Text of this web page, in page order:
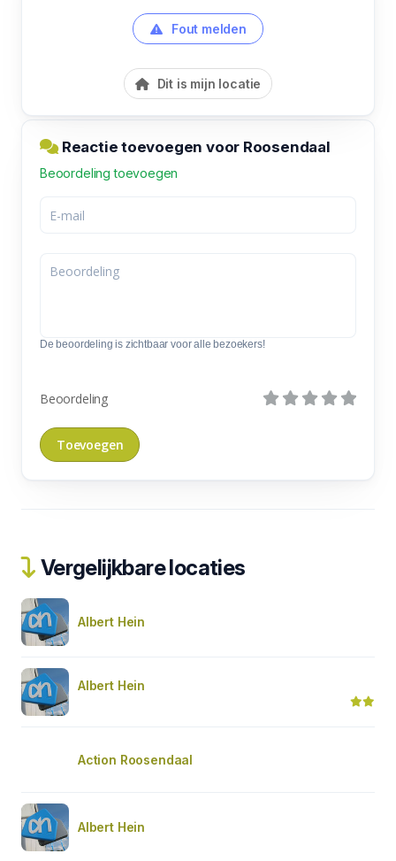
Fout melden
Dit is mijn locatie
Reactie toevoegen voor Roosendaal
Beoordeling toevoegen
De beoordeling is zichtbaar voor alle bezoekers!
Beoordeling
Vergelijkbare locaties
Albert Hein
Albert Hein
Action Roosendaal
Albert Hein